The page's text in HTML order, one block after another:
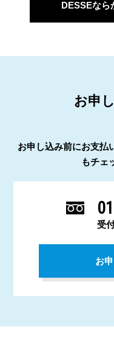
DESSEなら
お申
お申し込み前にお支払
もチェ
受
お